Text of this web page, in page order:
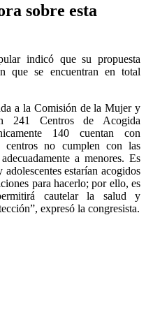
sobre esta
indicó que su propuesta
que se encuentran en total
a la Comisión de la Mujer y
241 Centros de Acogida
140 cuentan con
centros no cumplen con las
a menores. Es
estarían acogidos
para hacerlo; por ello, es
cautelar la salud y
expresó la congresista.